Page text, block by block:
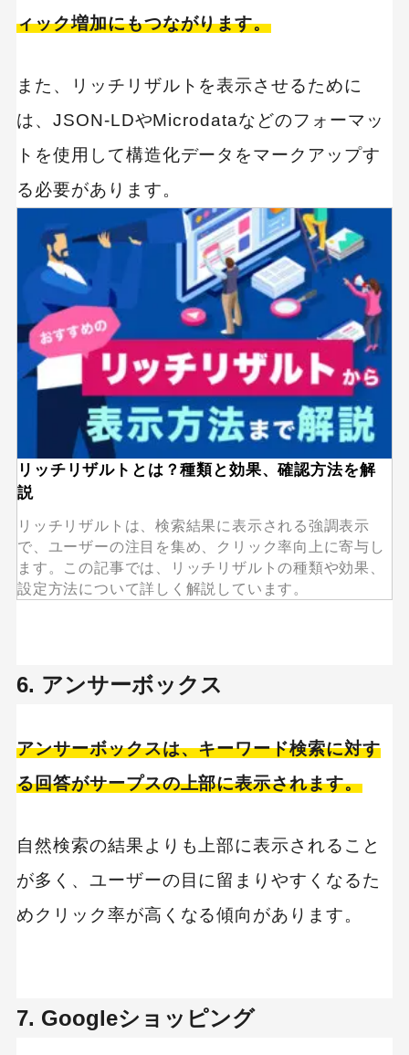
ィック増加にもつながります。
また、リッチリザルトを表示させるために
は、JSON-LDやMicrodataなどのフォーマッ
トを使用して構造化データをマークアップす
る必要があります。
リッチリザルトとは？種類と効果、確認方法を解
説
リッチリザルトは、検索結果に表示される強調表示
で、ユーザーの注目を集め、クリック率向上に寄与し
ます。この記事では、リッチリザルトの種類や効果、
設定方法について詳しく解説しています。
6. アンサーボックス
アンサーボックスは、キーワード検索に対す
る回答がサープスの上部に表示されます。
自然検索の結果よりも上部に表示されること
が多く、ユーザーの目に留まりやすくなるた
めクリック率が高くなる傾向があります。
7. Googleショッピング